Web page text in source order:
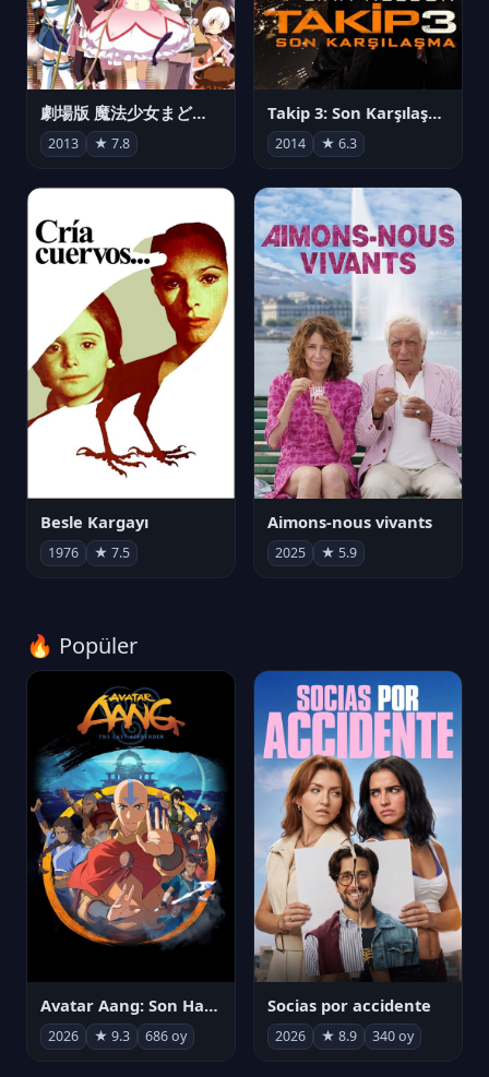
劇場版 魔法少女まどか☆マギカ[新編]叛逆の物語
2013 ★ 7.8
Takip 3: Son Karşılaşma
2014 ★ 6.3
Besle Kargayı
1976 ★ 7.5
Aimons-nous vivants
2025 ★ 5.9
🔥 Popüler
Avatar Aang: Son Havabükücü
2026 ★ 9.3 686 oy
Socias por accidente
2026 ★ 8.9 340 oy